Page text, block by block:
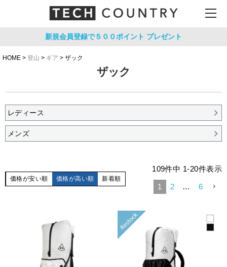
新規会員登録で５００ポイント プレゼント
HOME 登山 ギア ザック
ザック
レディース
メンズ
価格が安い順 価格が高い順 新着順
109件中 1-20件表示
1 2 … 6